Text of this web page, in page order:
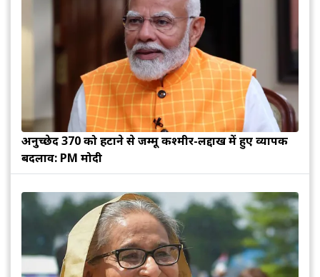
अनुच्छेद 370 को हटाने से जम्मू कश्मीर-लद्दाख में हुए व्यापक
बदलाव: PM मोदी